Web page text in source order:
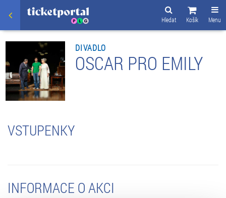
Menu
Košík
Hledat
DIVADLO
OSCAR PRO EMILY
VSTUPENKY
INFORMACE O AKCI